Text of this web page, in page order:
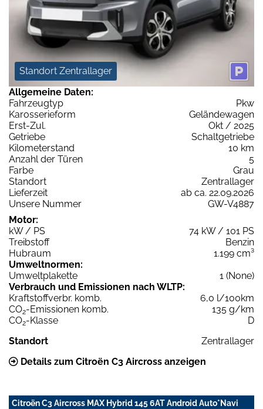
Standort Zentrallager
Allgemeine Daten:
Fahrzeugtyp
Pkw
Karosserieform
Geländewagen
Erst-Zul.
Okt / 2025
Getriebe
Schaltgetriebe
Kilometerstand
10 km
Anzahl der Türen
5
Farbe
Grau
Standort
Zentrallager
Lieferzeit
ab ca. 22.09.2026
Unsere Nummer
GW-V4887
Motor:
kW / PS
74 kW / 101 PS
Treibstoff
Benzin
Hubraum
1.199 cm³
Umweltnormen:
Umweltplakette
1 (None)
Verbrauch und Emissionen nach WLTP:
Kraftstoffverbr. komb.
6,0 l/100km
CO2-Emissionen komb.
135 g/km
CO2-Klasse
D
Standort
Zentrallager
Details zum Citroën C3 Aircross anzeigen
Citroën C3 Aircross MAX Hybrid 145 6AT Android Auto*Navi